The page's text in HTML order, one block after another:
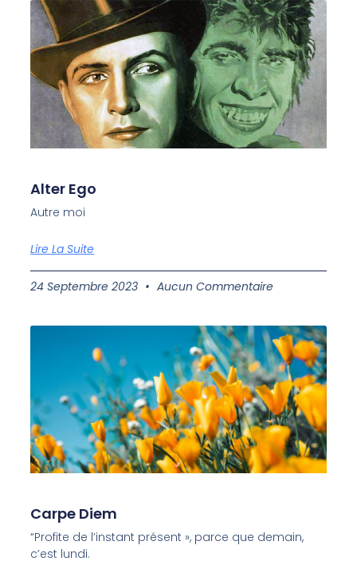
Alter Ego
Autre moi
Lire La Suite
24 Septembre 2023 Aucun Commentaire
Carpe Diem
“Profite de l’instant présent », parce que demain,
c’est lundi.